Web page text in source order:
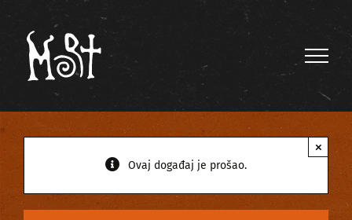
content
Ovaj događaj je prošao.
×